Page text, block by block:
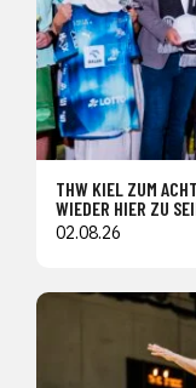
THW KIEL ZUM
WIEDER HIER ZU
02.08.26